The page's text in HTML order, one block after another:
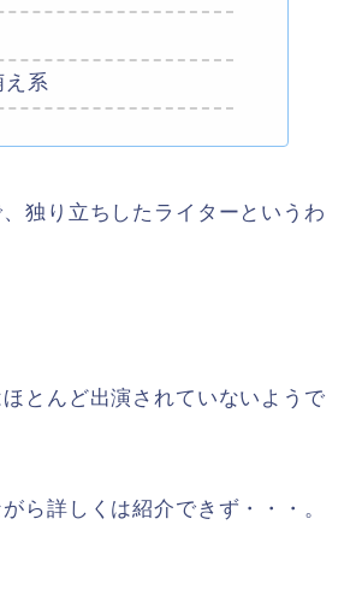
え系
、独り立ちしたライターというわ
とんど出演されていないようで
ら詳しくは紹介できず・・・。